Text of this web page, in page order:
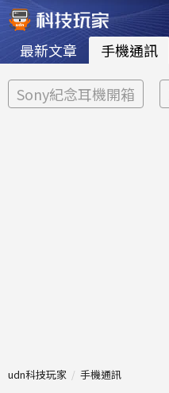
最新文章 手機通訊
Sony紀念耳機開箱
udn科技玩家 手機通訊